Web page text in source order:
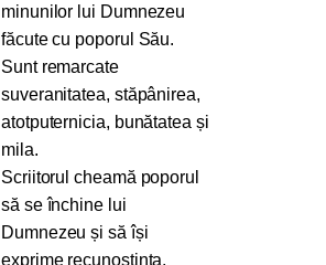
minunilor lui Dumnezeu
făcute cu poporul Său.
Sunt remarcate
suveranitatea, stăpânirea,
atotputernicia, bunătatea și
mila.
Scriitorul cheamă poporul
să se închine lui
Dumnezeu și să își
exprime recunoștința,